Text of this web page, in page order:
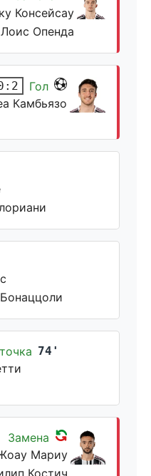
Консейсау
Лоис Опенда
Гол
Камбьязо
74'
Замена
Мариу
Костич